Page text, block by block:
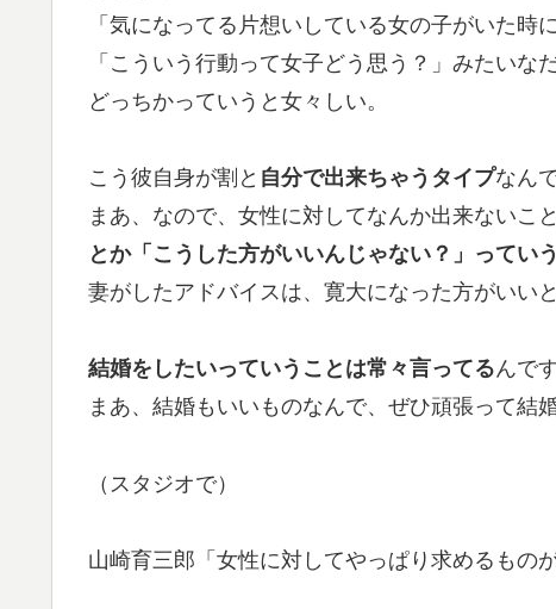
「気になってる片想いしている女の子がいた時
「こういう行動って女子どう思う？」みたいな
どっちかっていうと女々しい。
こう彼自身が割と 自分で出来ちゃうタイプなん
まあ、なので、女性に対してなんか出来ないこ
とか「こうした方がいいんじゃない？」ってい
妻がしたアドバイスは、寛大になった方がいいと
結婚をしたいっていうことは常々言ってるんで
まあ、結婚もいいものなんで、ぜひ頑張って結
（スタジオで）
山崎育三郎「女性に対してやっぱり求めるもの